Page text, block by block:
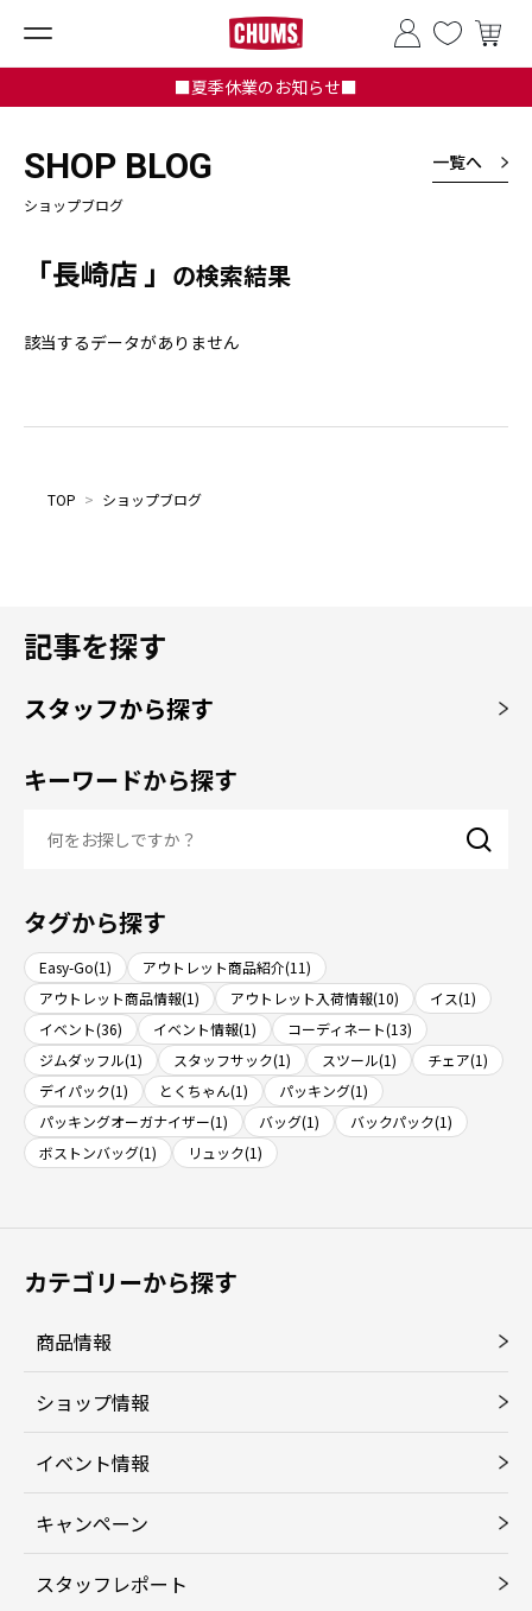
■夏季休業のお知らせ■
SHOP BLOG
ショップブログ
一覧へ
「長崎店 」 の検索結果
該当するデータがありません
TOP > ショップブログ
記事を探す
スタッフから探す
キーワードから探す
タグから探す
Easy-Go(1)
アウトレット商品紹介(11)
アウトレット商品情報(1)
アウトレット入荷情報(10)
イス(1)
イベント(36)
イベント情報(1)
コーディネート(13)
ジムダッフル(1)
スタッフサック(1) スツール(1)
チェア(1)
デイパック(1)
とくちゃん(1)
パッキング(1)
パッキングオーガナイザー(1)
バッグ(1)
バックパック(1)
ボストンバッグ(1)
リュック(1)
カテゴリーから探す
商品情報
ショップ情報
イベント情報
キャンペーン
スタッフレポート